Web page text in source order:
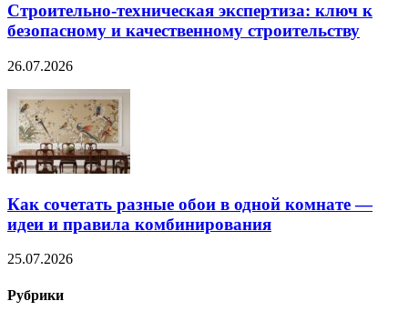
Строительно‑техническая экспертиза: ключ к
безопасному и качественному строительству
26.07.2026
Как сочетать разные обои в одной комнате —
идеи и правила комбинирования
25.07.2026
Рубрики